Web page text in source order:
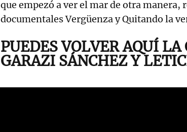
que empezó a ver el mar de otra manera,
documentales Vergüenza y Quitando la
PUEDES VOLVER AQUÍ LA
GARAZI SÁNCHEZ Y